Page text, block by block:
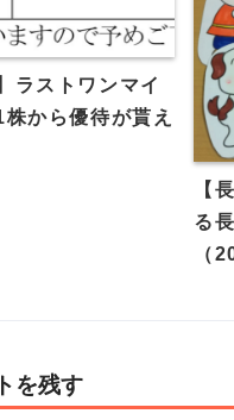
ラストワンマイ
から優待が貰え
【
る
（
を残す